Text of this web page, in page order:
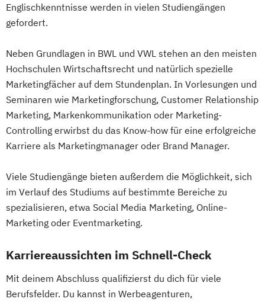
Englischkenntnisse werden in vielen Studiengängen
gefordert.
Neben Grundlagen in BWL und VWL stehen an den meisten
Hochschulen Wirtschaftsrecht und natürlich spezielle
Marketingfächer auf dem Stundenplan. In Vorlesungen und
Seminaren wie Marketingforschung, Customer Relationship
Marketing, Markenkommunikation oder Marketing-
Controlling erwirbst du das Know-how für eine erfolgreiche
Karriere als Marketingmanager oder Brand Manager.
Viele Studiengänge bieten außerdem die Möglichkeit, sich
im Verlauf des Studiums auf bestimmte Bereiche zu
spezialisieren, etwa Social Media Marketing, Online-
Marketing oder Eventmarketing.
Karriereaussichten im Schnell-Check
Mit deinem Abschluss qualifizierst du dich für viele
Berufsfelder. Du kannst in Werbeagenturen,